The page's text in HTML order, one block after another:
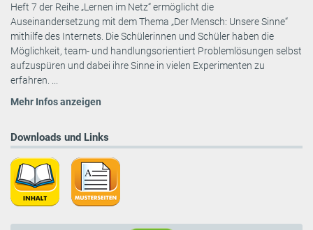
Heft 7 der Reihe „Lernen im Netz“ ermöglicht die
Auseinandersetzung mit dem Thema „Der Mensch: Unsere Sinne“
mithilfe des Internets. Die Schülerinnen und Schüler haben die
Möglichkeit, team- und handlungsorientiert Problemlösungen selbst
aufzuspüren und dabei ihre Sinne in vielen Experimenten zu
erfahren. ...
Mehr Infos anzeigen
Downloads und Links